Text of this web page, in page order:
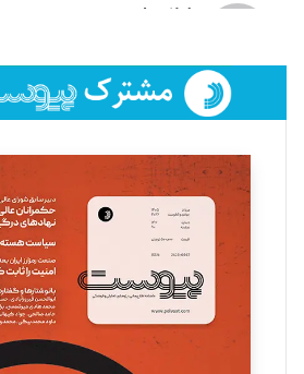
لیلا حنارود
فائزه فتحی رستمی
تحریریه
سروش کرمیان
تحریریه
مینا پاکدل